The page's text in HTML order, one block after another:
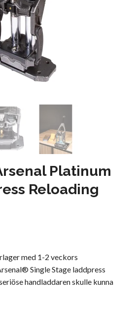
Platinum
Reloading
med 1-2 veckors
Single Stage laddpress
handladdaren skulle kunna